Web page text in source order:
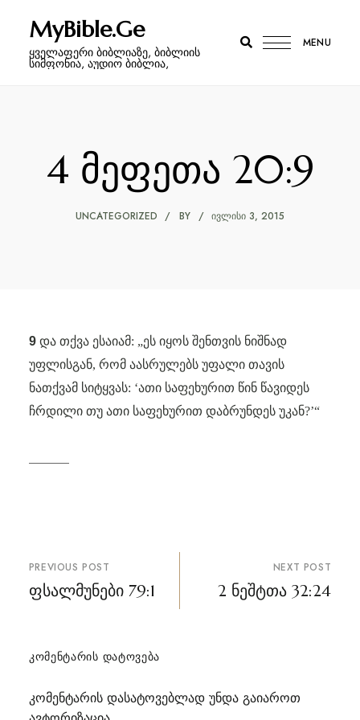
MyBible.Ge
ყველაფერი ბიბლიაზე, ბიბლიის
სიმფონია, აუდიო ბიბლია,
MENU
4 მეფეთა 20:9
UNCATEGORIZED BY ᲘᲕᲚᲘᲡᲘ 3, 2015
9 და თქვა ესაიამ: „ეს იყოს შენთვის ნიშნად
უფლისგან, რომ აასრულებს უფალი თავის
ნათქვამ სიტყვას: ‘ათი საფეხურით წინ წავიდეს
ჩრდილი თუ ათი საფეხურით დაბრუნდეს უკან?’“
პოსტის
ნავიგაცია
PREVIOUS POST
ფსალმუნები 79:1
NEXT POST
2 ნეშტთა 32:24
ᲙᲝᲛᲔᲜᲢᲐᲠᲘᲡ ᲓᲐᲢᲝᲕᲔᲑᲐ
კომენტარის დასატოვებლად უნდა გაიაროთ